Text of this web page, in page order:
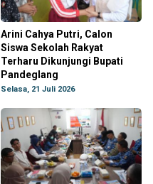
Arini Cahya Putri, Calon
Siswa Sekolah Rakyat
Terharu Dikunjungi Bupati
Pandeglang
Selasa, 21 Juli 2026